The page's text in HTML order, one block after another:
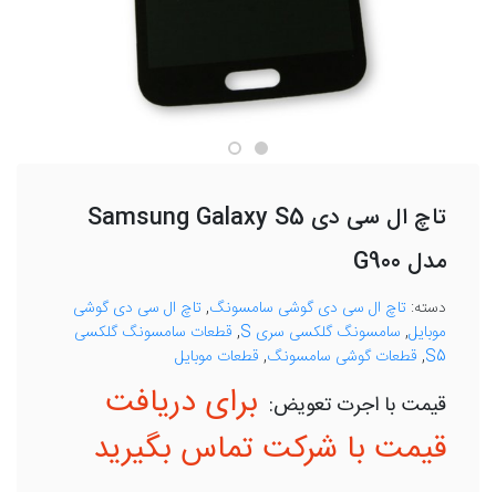
تاچ ال سی دی Samsung Galaxy S5
مدل G900
دسته: تاچ ال سی دی گوشی سامسونگ, تاچ ال سی دی گوشی
موبایل, سامسونگ گلکسی سری S , قطعات سامسونگ گلکسی
S5
, قطعات گوشی سامسونگ, قطعات موبایل
برای دریافت
قیمت با شرکت تماس بگیرید